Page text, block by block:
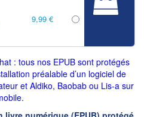
9,99 €
: tous nos EPUB sont protégés
préalable d’un logiciel de
et Aldiko, Baobab ou Lis-a sur